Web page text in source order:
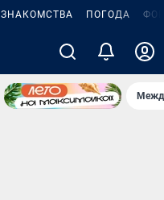
ЗНАКОМСТВА ПОГОДА